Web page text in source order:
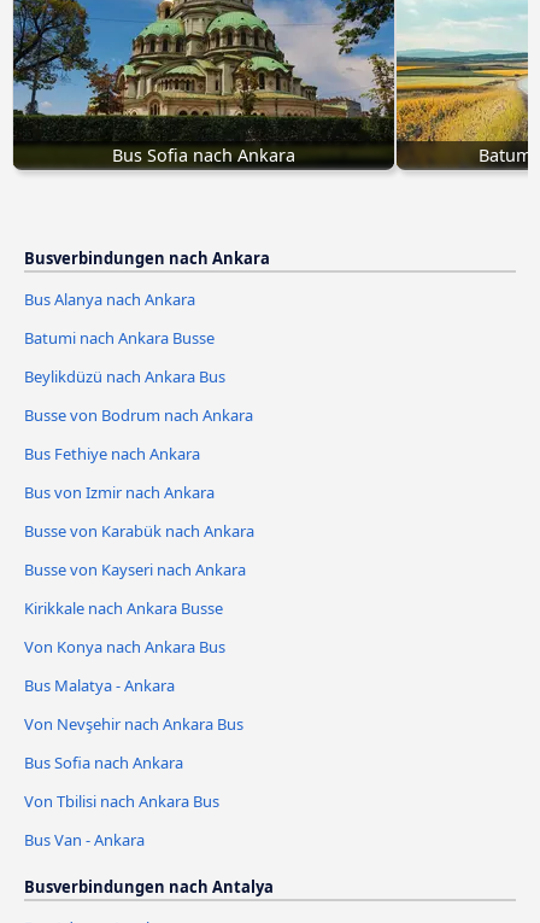
Bus Sofia nach Ankara
Busverbindungen nach Ankara
Bus Alanya nach Ankara
Batumi nach Ankara Busse
Beylikdüzü nach Ankara Bus
Busse von Bodrum nach Ankara
Bus Fethiye nach Ankara
Bus von Izmir nach Ankara
Busse von Karabük nach Ankara
Busse von Kayseri nach Ankara
Kirikkale nach Ankara Busse
Von Konya nach Ankara Bus
Bus Malatya - Ankara
Von Nevşehir nach Ankara Bus
Bus Sofia nach Ankara
Von Tbilisi nach Ankara Bus
Bus Van - Ankara
Busverbindungen nach Antalya